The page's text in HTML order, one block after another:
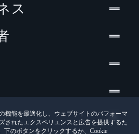
機能を最適化し、ウェブサイトのパフォーマ
されたエクスペリエンスと広告を提供するた
下のボタンをクリックするか、Cookie
ス